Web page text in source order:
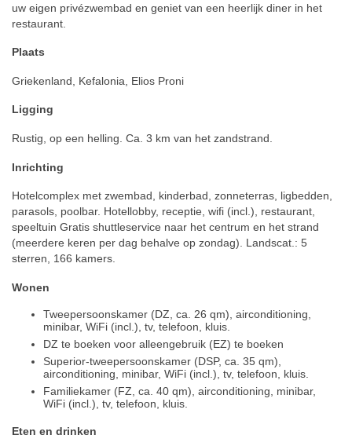
uw eigen privézwembad en geniet van een heerlijk diner in het
restaurant.
Plaats
Griekenland, Kefalonia, Elios Proni
Ligging
Rustig, op een helling. Ca. 3 km van het zandstrand.
Inrichting
Hotelcomplex met zwembad, kinderbad, zonneterras, ligbedden,
parasols, poolbar. Hotellobby, receptie, wifi (incl.), restaurant,
speeltuin Gratis shuttleservice naar het centrum en het strand
(meerdere keren per dag behalve op zondag). Landscat.: 5
sterren, 166 kamers.
Wonen
Tweepersoonskamer (DZ, ca. 26 qm), airconditioning,
minibar, WiFi (incl.), tv, telefoon, kluis.
DZ te boeken voor alleengebruik (EZ) te boeken
Superior-tweepersoonskamer (DSP, ca. 35 qm),
airconditioning, minibar, WiFi (incl.), tv, telefoon, kluis.
Familiekamer (FZ, ca. 40 qm), airconditioning, minibar,
WiFi (incl.), tv, telefoon, kluis.
Eten en drinken